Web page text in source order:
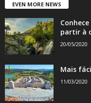
EVEN MORE NEWS
partir à
20/05/2020
Mais
11/03/2020